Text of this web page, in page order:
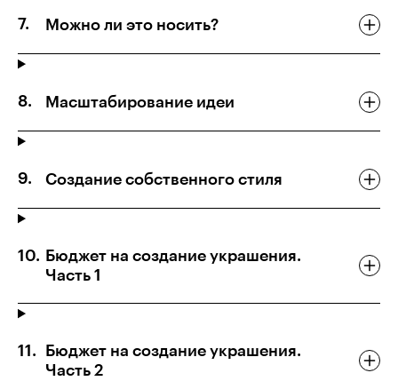
Можно ли это носить?
Масштабирование идеи
Создание собственного стиля
Бюджет на создание украшения.
Часть 1
Бюджет на создание украшения.
Часть 2